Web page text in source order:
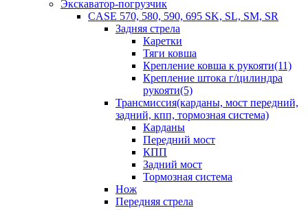
Экскаватор-погрузчик
CASE 570, 580, 590, 695 SK, SL, SM, SR
Задняя стрела
Каретки
Тяги ковша
Крепление ковша к рукояти(11)
Крепление штока г/цилиндра
рукояти(5)
Трансмиссия(карданы, мост передний,
задний, кпп, тормозная система)
Карданы
Передний мост
КПП
Задний мост
Тормозная система
Нож
Передняя стрела